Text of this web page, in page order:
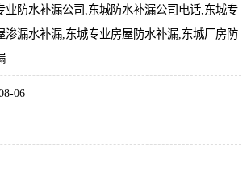
业防水补漏公司,东城防水补漏公司电话,东城专
渗漏水补漏,东城专业房屋防水补漏,东城厂房防
06